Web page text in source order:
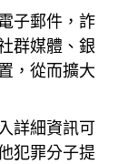
子郵件，詐
群媒體、銀
，從而擴大
詳細資訊可
犯罪分子提